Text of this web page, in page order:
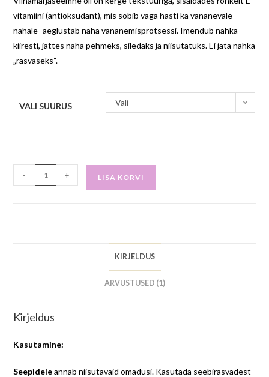
vitamiini (antioksüdant), mis sobib väga hästi ka vananevale
nahale- aeglustab naha vananemisprotsessi. Imendub nahka
kiiresti, jättes naha pehmeks, siledaks ja niisutatuks. Ei jäta nahka
„rasvaseks“.
VALI SUURUS Vali
- + LISA KORVI
KIRJELDUS
ARVUSTUSED (1)
Kirjeldus
Kasutamine:
Seepideleannab niisutavaid omadusi. Kasutada seebirasvadest